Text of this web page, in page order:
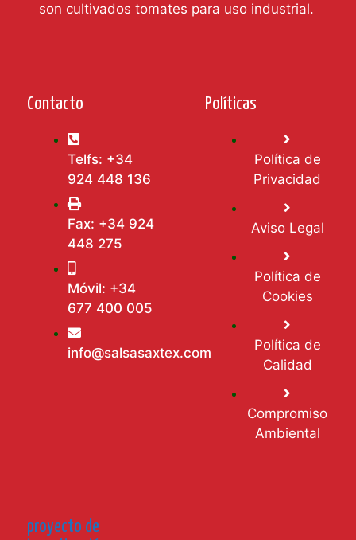
son cultivados tomates para uso industrial.
Contacto
Telfs: +34
924 448 136
Fax: +34 924
448 275
Móvil: +34
677 400 005
info@salsasaxtex.com
Políticas
Política de
Privacidad
Aviso Legal
Política de
Cookies
Política de
Calidad
Compromiso
Ambiental
proyecto de